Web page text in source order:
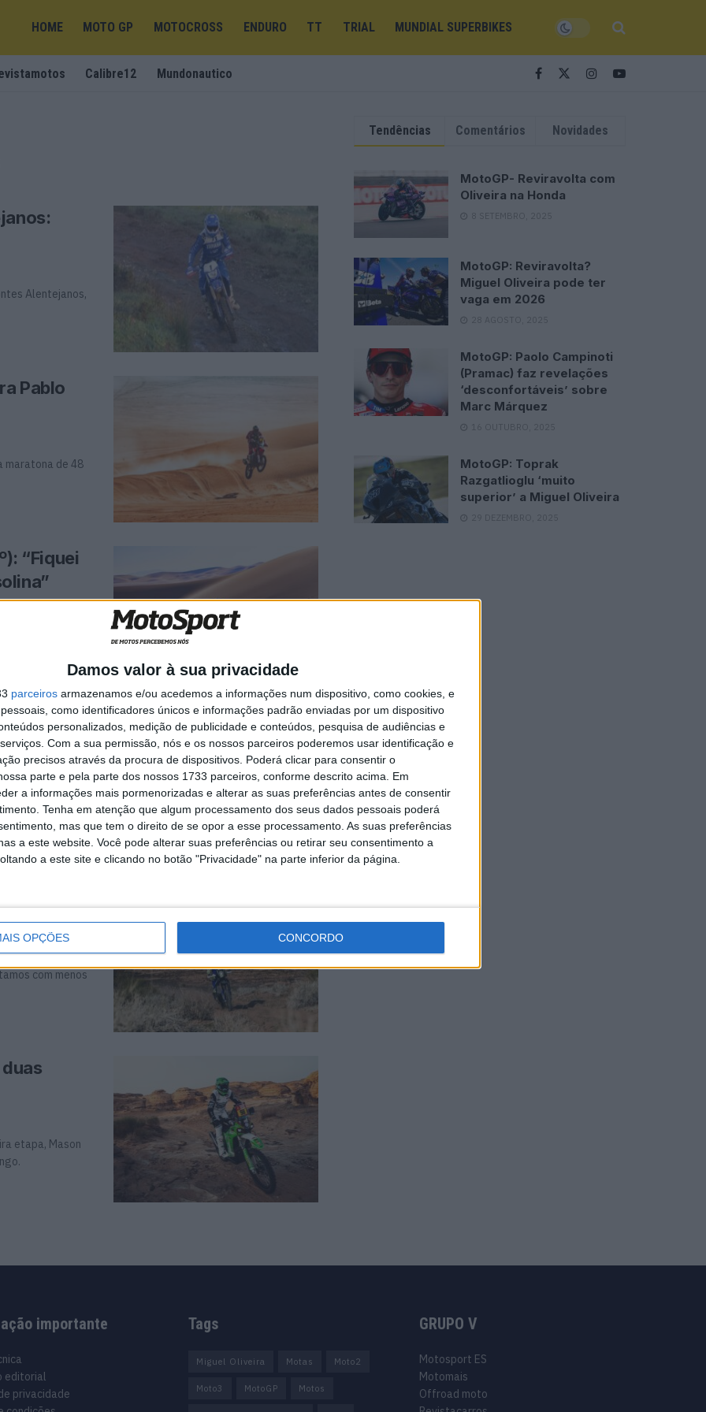
Damos valor à sua privacidade
parceiros armazenamos e/ou acedemos a informações num dispositivo, como cookies, e
como identificadores únicos e informações padrão enviadas por um dispositivo
personalizados, medição de publicidade e conteúdos, pesquisa de audiências e
Com a sua permissão, nós e os nossos parceiros poderemos usar identificação e
precisos através da procura de dispositivos. Poderá clicar para consentir o
parte e pela parte dos nossos 1733 parceiros, conforme descrito acima. Em
a informações mais pormenorizadas e alterar as suas preferências antes de consentir
Tenha em atenção que algum processamento dos seus dados pessoais poderá
mas que tem o direito de se opor a esse processamento. As suas preferências
a este website. Você pode alterar suas preferências ou retirar seu consentimento a
a este site e clicando no botão "Privacidade" na parte inferior da página.
OPÇÕES CONCORDO
HOME MOTO GP MOTOCROSS ENDURO TT TRIAL MUNDIAL SUPERBIKES
Calibre12 Mundonautico
Alentejanos,
Pablo
maratona de 48
“Fiquei
o piloto da
ditam
hoje a
com menos
etapa, Mason
Tendências Comentários Novidades
MotoGP- Reviravolta com
Oliveira na Honda
8 SETEMBRO, 2025
MotoGP: Reviravolta?
Miguel Oliveira pode ter
vaga em 2026
28 AGOSTO, 2025
MotoGP: Paolo Campinoti
(Pramac) faz revelações
‘desconfortáveis’ sobre
Marc Márquez
16 OUTUBRO, 2025
MotoGP: Toprak
Razgatlioglu ‘muito
superior’ a Miguel Oliveira
importante
editorial
privacidade
Tags
Miguel Oliveira Motas Moto2
Moto3 MotoGP Motos
GRUPO V
Motosport ES
Motomais
Offroad moto